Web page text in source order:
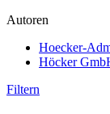
Autoren
Hoecker-
Höcker
Filtern